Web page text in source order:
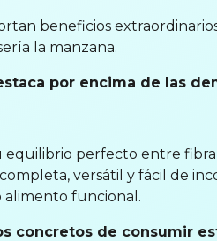
beneficios
la manzana.
por encima de las
equilibrio perfecto entre
versátil y fácil de
funcional.
concretos de consumir